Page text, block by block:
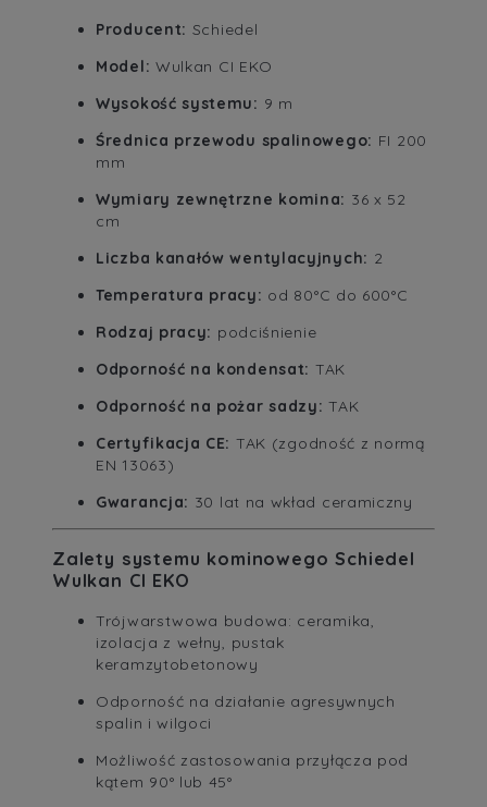
Producent: Schiedel
Model: Wulkan CI EKO
Wysokość systemu: 9 m
Średnica przewodu spalinowego: FI 200
mm
Wymiary zewnętrzne komina: 36 x 52
cm
Liczba kanałów wentylacyjnych: 2
Temperatura pracy: od 80°C do 600°C
Rodzaj pracy: podciśnienie
Odporność na kondensat: TAK
Odporność na pożar sadzy: TAK
Certyfikacja CE: TAK (zgodność z normą
EN 13063)
Gwarancja: 30 lat na wkład ceramiczny
Zalety systemu kominowego Schiedel
Wulkan CI EKO
Trójwarstwowa budowa: ceramika,
izolacja z wełny, pustak
keramzytobetonowy
Odporność na działanie agresywnych
spalin i wilgoci
Możliwość zastosowania przyłącza pod
kątem 90° lub 45°